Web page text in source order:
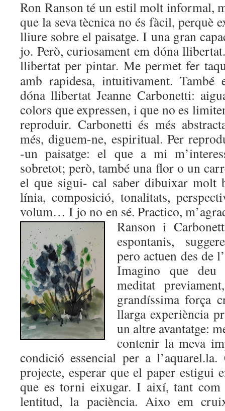
Ron Ranson té un estil molt informal,
que la seva tècnica no és fàcil, perquè
lliure sobre el paisatge. I una gran
jo. Però, curiosament em dóna
llibertat per pintar. Me permet fer
amb rapidesa, intuitivament. També
dóna llibertat Jeanne Carbonetti:
colors que expressen, i que no es
reproduir. Carbonetti és més
més, diguem-ne, espiritual. Per
-un paisatge: el que a mi
sobretot; però, també una flor o un
el que sigui- cal saber dibuixar molt
línia, composició, tonalitats,
volum… I jo no en sé. Practico,
Ranson i
espontanis,
pero actuen des de
Imagino que
meditat
grandíssima força
llarga experiència
un altre avantatge:
contenir la meva
condició essencial per a
projecte, esperar que el paper estigui
que es torni eixugar. I així, tant com
lentitud, la paciència. Aixo em